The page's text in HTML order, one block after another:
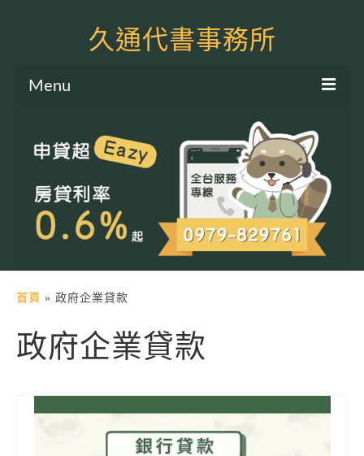
久通代書事務所
Menu
土地二胎申貸
房屋二胎申貸
軍公教貸款
土地貸款
房屋貸款
信用貸款
代書貸款
首頁 » 政府企業貸款
政府企業貸款